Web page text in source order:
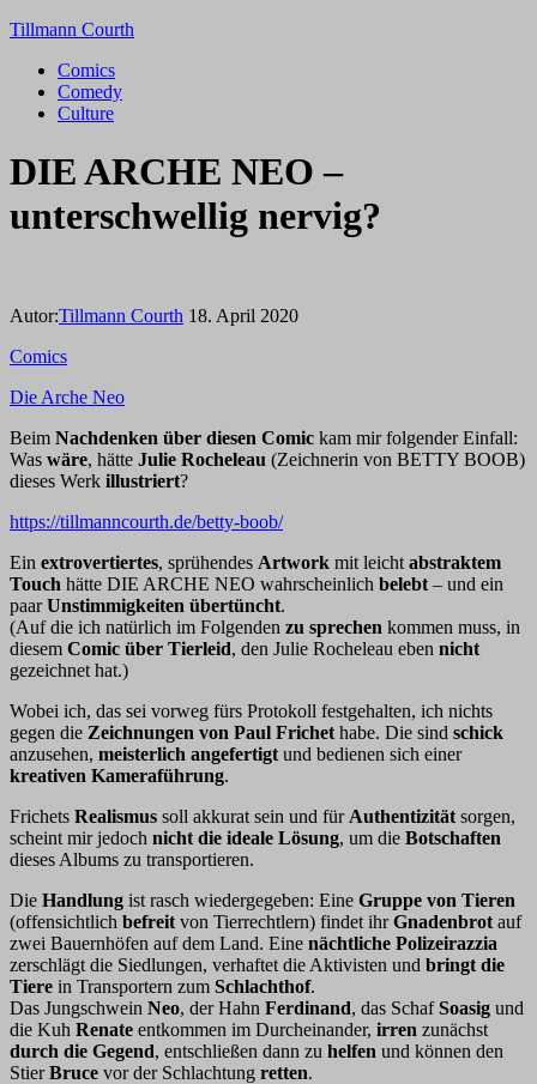
Tillmann Courth
Comics
Comedy
Culture
DIE ARCHE NEO –
unterschwellig nervig?
Autor:Tillmann Courth 18. April 2020
Comics
Die Arche Neo
Beim Nachdenken über diesen Comic kam mir folgender Einfall:
Was wäre, hätte Julie Rocheleau (Zeichnerin von BETTY BOOB)
dieses Werk illustriert?
https://tillmanncourth.de/betty-boob/
Ein extrovertiertes, sprühendes Artwork mit leicht abstraktem
Touch hätte DIE ARCHE NEO wahrscheinlich belebt – und ein
paarUnstimmigkeiten übertüncht.
(Auf die ich natürlich im Folgenden zu sprechen kommen muss, in
diesem Comic über Tierleid, den Julie Rocheleau eben nicht
gezeichnet hat.)
Wobei ich, das sei vorweg fürs Protokoll festgehalten, ich nichts
gegen die Zeichnungen von Paul Frichet habe. Die sind schick
anzusehen, meisterlich angefertigt und bedienen sich einer
kreativen Kameraführung.
Frichets Realismus soll akkurat sein und für Authentizität sorgen,
scheint mir jedoch nicht die ideale Lösung, um die Botschaften
dieses Albums zu transportieren.
Die Handlung ist rasch wiedergegeben: Eine Gruppe von Tieren
(offensichtlich befreit von Tierrechtlern) findet ihrGnadenbrot auf
zwei Bauernhöfen auf dem Land. Eine nächtliche Polizeirazzia
zerschlägt die Siedlungen, verhaftet die Aktivisten und bringt die
Tiere in Transportern zum Schlachthof.
Das Jungschwein Neo, der Hahn Ferdinand, das SchafSoasig und
die Kuh Renate entkommen im Durcheinander, irren zunächst
durch die Gegend, entschließen dann zu helfen und können den
StierBruce vor der Schlachtung retten.